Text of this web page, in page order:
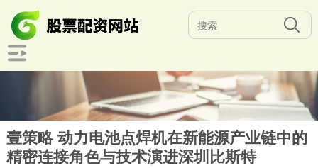
壹策略 动力电池点焊机在新能源产业链中的
精密连接角色与技术演进深圳比斯特